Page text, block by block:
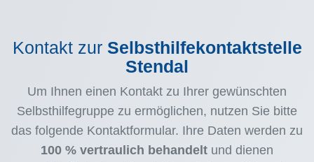
Kontakt zur Selbsthilfekontaktstelle
Stendal
Um Ihnen einen Kontakt zu Ihrer gewünschten
Selbsthilfegruppe zu ermöglichen, nutzen Sie bitte
das folgende Kontaktformular. Ihre Daten werden zu
100 % vertraulich behandelt und dienen